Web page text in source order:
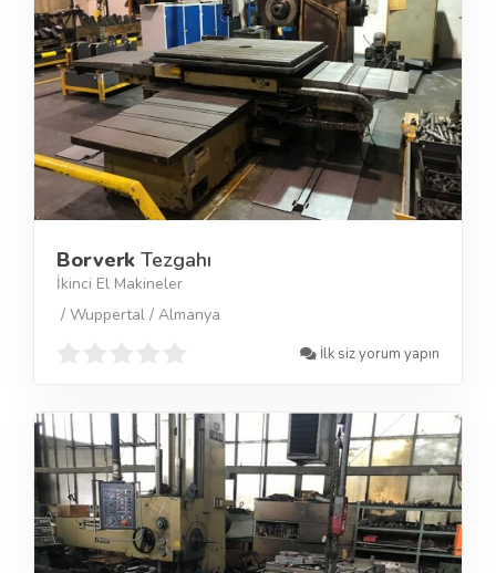
Borverk Tezgahı
İkinci El Makineler
/ Wuppertal / Almanya
İlk siz yorum yapın